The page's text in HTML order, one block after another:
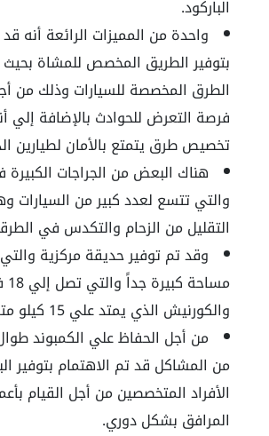
الباركود.
واحدة من المميزات الرائعة أنه
بتوفير الطريق المخصص للمشاة
الطرق المخصصة للسيارات وذلك من
فرصة التعرض للحوادث بالإضافة إلي
تخصيص طرق يتمتع بالأمان لطيارين
هناك البعض من الجراجات
والتي تتسع لعدد كبير من السيارات
التقليل من الزحام والتكدس في
وقد تم توفير حديقة مركزية
والكورنيش الذي يمتد علي 15 كيلو متر.
من أجل الحفاظ علي الكمبوند
من المشاكل قد تم الاهتمام بتوفير
الأفراد المتخصصين من أجل القيام
المرافق بشكل دوري.